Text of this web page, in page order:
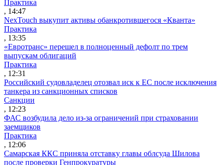
Практика
, 14:47
NexTouch выкупит активы обанкротившегося «Кванта»
Практика
, 13:35
«Евротранс» перешел в полноценный дефолт по трем
выпускам облигаций
Практика
, 12:31
Российский судовладелец отозвал иск к ЕС после исключения
танкера из санкционных списков
Санкции
, 12:23
ФАС возбудила дело из-за ограничений при страховании
заемщиков
Практика
, 12:06
Самарская ККС приняла отставку главы облсуда Шилова
после проверки Генпрокуратуры